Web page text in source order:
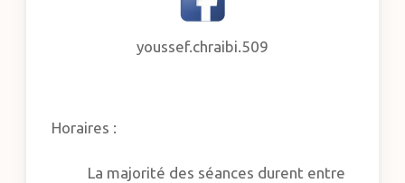
youssef.chraibi.509
Horaires :
La majorité des séances durent entre